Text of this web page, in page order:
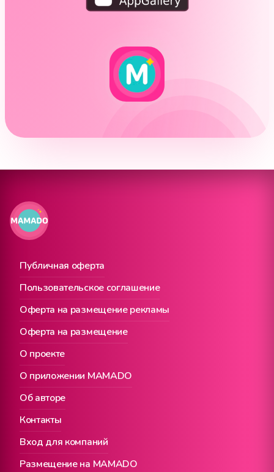
Публичная оферта
О проекте
Вход для компаний
Пользовательское соглашение
О приложении MAMADO
Размещение на MAMADO
Оферта на размещение рекламы
Об авторе
Оферта на размещение
Контакты